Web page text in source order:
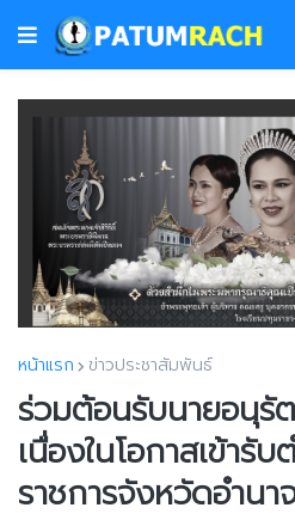
หน้าแรก ข่าวประชาสัมพันธ์
ร่วมต้อนรับนายอนุรั
เนื่องในโอกาสเข้ารั
ราชการจังหวัดอำนา